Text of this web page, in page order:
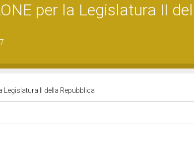
per la Legislatura II
Legislatura II della Repubblica